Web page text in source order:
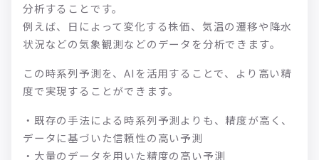
分析することです。
例えば、日によって変化する株価、気温の遷移や降水
状況などの気象観測などのデータを分析できます。
この時系列予測を、AIを活用することで、より高い精
度で実現することができます。
・既存の手法による時系列予測よりも、精度が高く、
データに基づいた信頼性の高い予測
・大量のデータを用いた精度の高い予測